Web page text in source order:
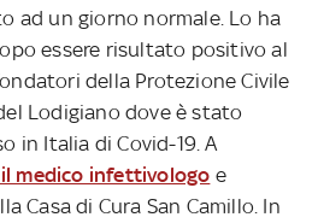
ad un giorno normale. Lo ha
essere risultato positivo al
della Protezione Civile
Lodigiano dove è stato
in Italia di Covid-19. A
medico infettivologo e
Casa di Cura San Camillo. In